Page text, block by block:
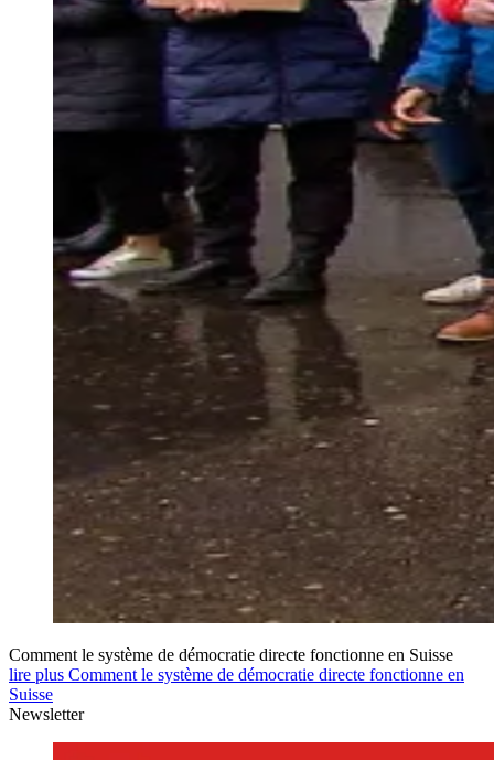
Comment le système de démocratie directe fonctionne en Suisse
lire plus Comment le système de démocratie directe fonctionne en
Suisse
Newsletter